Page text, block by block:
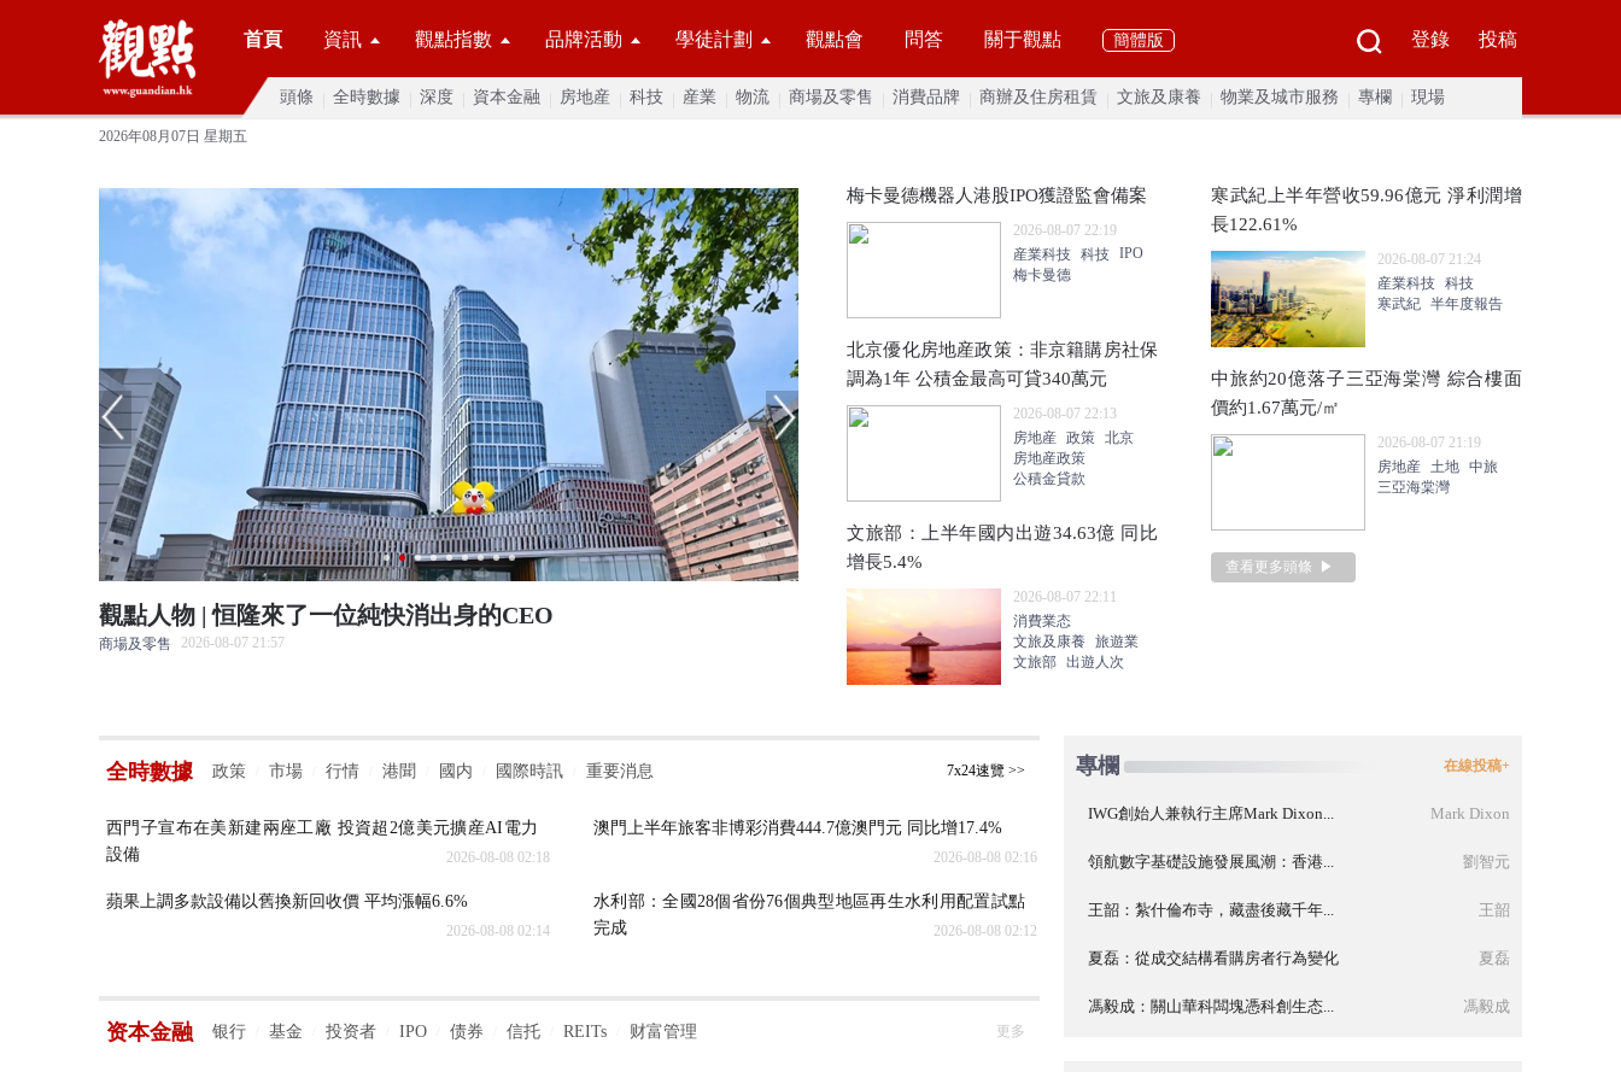
首頁 資訊 觀點指數 品牌活動 學徒計劃 觀點會 問答 關于觀點 簡體版 登錄 投稿
頭條 全時數據 深度 資本金融 房地産 科技 産業 物流 商場及零售 消費品牌 商辦及住房租賃 文旅及康養 物業及城市服務 專欄 現場
2026年08月07日 星期五
觀點人物 | 恒隆來了一位純快消出身的CEO
商場及零售 2026-08-07 21:57
7月極致補倉 中海單月拿地金額為上半年兩倍
2026-08-07 22:57
梅卡曼德機器人港股IPO獲證監會備案
2026-08-07 22:19
産業科技 科技 IPO
梅卡曼德
北京優化房地産政策：非京籍購房社保
調為1年 公積金最高可貸340萬元
2026-08-07 22:13
房地産 政策 北京
房地産政策
公積金貸款
文旅部：上半年國内出遊34.63億 同比
增長5.4%
2026-08-07 22:11
消費業态
文旅及康養 旅遊業
文旅部 出遊人次
寒武紀上半年營收59.96億元 淨利潤增
長122.61%
2026-08-07 21:24
産業科技 科技
寒武紀 半年度報告
中旅約20億落子三亞海棠灣 綜合樓面
價約1.67萬元/㎡
2026-08-07 21:19
房地産 土地 中旅
三亞海棠灣
查看更多頭條 ▶
全時數據 政策 市場 行情 港聞 國内 國際時訊 重要消息 7x24速覽 >>
西門子宣布在美新建兩座工廠 投資超2億美元擴産AI電力
設備
2026-08-08 02:18
澳門上半年旅客非博彩消費444.7億澳門元 同比增17.4%
2026-08-08 02:16
蘋果上調多款設備以舊換新回收價 平均漲幅6.6%
2026-08-08 02:14
水利部：全國28個省份76個典型地區再生水利用配置試點
完成
2026-08-08 02:12
资本金融 银行 基金 投资者 IPO 债券 信托 REITs 财富管理 更多
專欄 在線投稿+
IWG創始人兼執行主席Mark Dixon... Mark Dixon
領航數字基礎設施發展風潮：香港... 劉智元
王韶：紮什倫布寺，藏盡後藏千年... 王韶
夏磊：從成交結構看購房者行為變化 夏磊
馮毅成：關山華科闆塊憑科創生态... 馮毅成